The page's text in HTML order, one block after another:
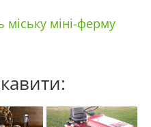
міську міні-ферму